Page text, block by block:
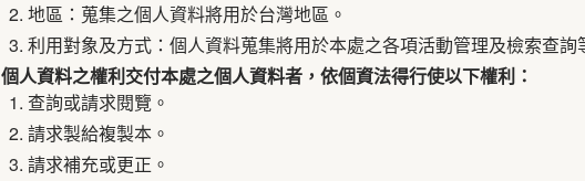
地區：蒐集之個人資料將用於台灣地區。
利用對象及方式：個人資料蒐集將用於本處之各項活動管理及檢索查詢
個人資料之權利交付本處之個人資料者，依個資法得行使以下權利：
查詢或請求閱覽。
請求製給複製本。
請求補充或更正。